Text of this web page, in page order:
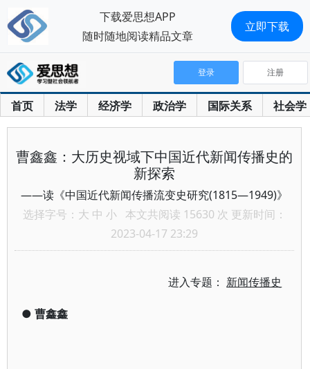
首页 法学 经济学 政治学 国际关系 社会学
登录 注册
曹鑫鑫：大历史视域下中国近代新闻传播史的
新探索
——读《中国近代新闻传播流变史研究(1815—1949)》
选择字号： 大 中 小 本文共阅读 15630 次 更新时间：
2023-04-17 23:29
进入专题： 新闻传播史
● 曹鑫鑫
下载爱思想APP
随时随地阅读精品文章
立即下载